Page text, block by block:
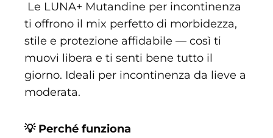
Le LUNA+ Mutandine per incontinenza
ti offrono il mix perfetto di morbidezza,
stile e protezione affidabile — così ti
muovi libera e ti senti bene tutto il
giorno. Ideali per incontinenza da lieve a
moderata.
💡 Perché funziona